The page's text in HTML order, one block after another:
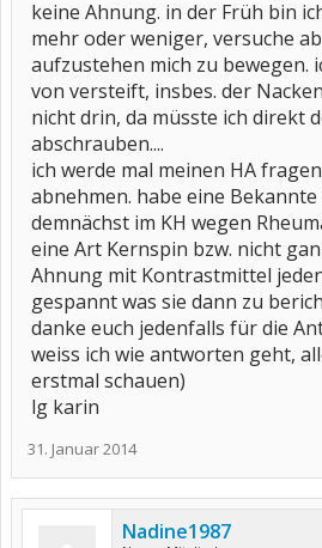
keine Ahnung. in der Früh bin
mehr oder weniger, versuche
aufzustehen mich zu bewegen.
von versteift, insbes. der
nicht drin, da müsste ich direkt
abschrauben....
ich werde mal meinen HA
abnehmen. habe eine Bekannte
demnächst im KH wegen
eine Art Kernspin bzw. nicht
Ahnung mit Kontrastmittel
gespannt was sie dann zu
danke euch jedenfalls für die
weiss ich wie antworten geht,
erstmal schauen)
lg karin
31. Januar 2014
Nadine1987